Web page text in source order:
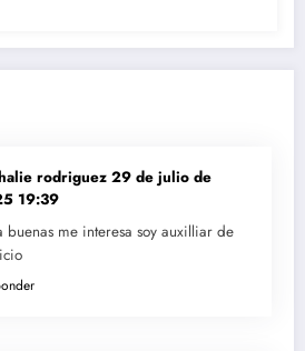
rodriguez 29 de julio de
19:39
buenas me interesa soy auxilliar de